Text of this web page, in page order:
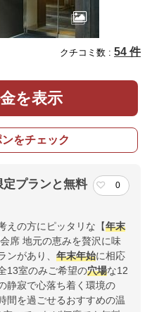
クチコミ数 : 54 件
を表示
をチェック
プランと無料
0
えの方にピッタリな【年末
席 地元の恵みを贅沢に味
ンがあり、 年末年始に相応
13室のみご希望の穴場な12
静寂で心落ち着く環境の
間を過ごせるおすすめの温